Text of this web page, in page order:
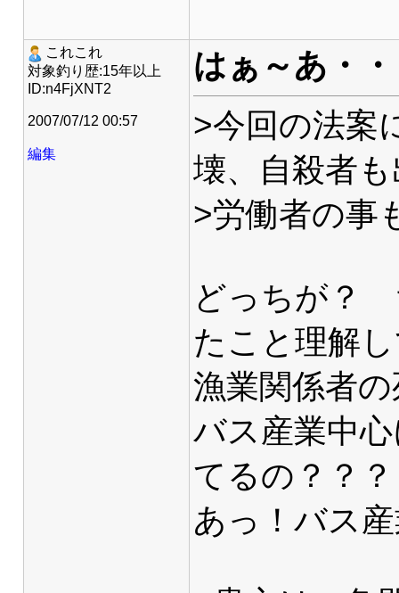
これこれ
対象釣り歴:15年以上
ID:n4FjXNT2
2007/07/12 00:57
編集
はぁ～あ・
>今回の法案
壊、自殺者
>労働者の事
どっちが？
たこと理解
漁業関係者
バス産業中
てるの？？
あっ！バス